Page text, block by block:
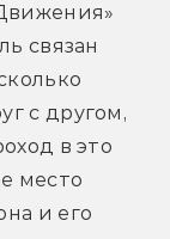
связан
с другом,
в это
место
и его